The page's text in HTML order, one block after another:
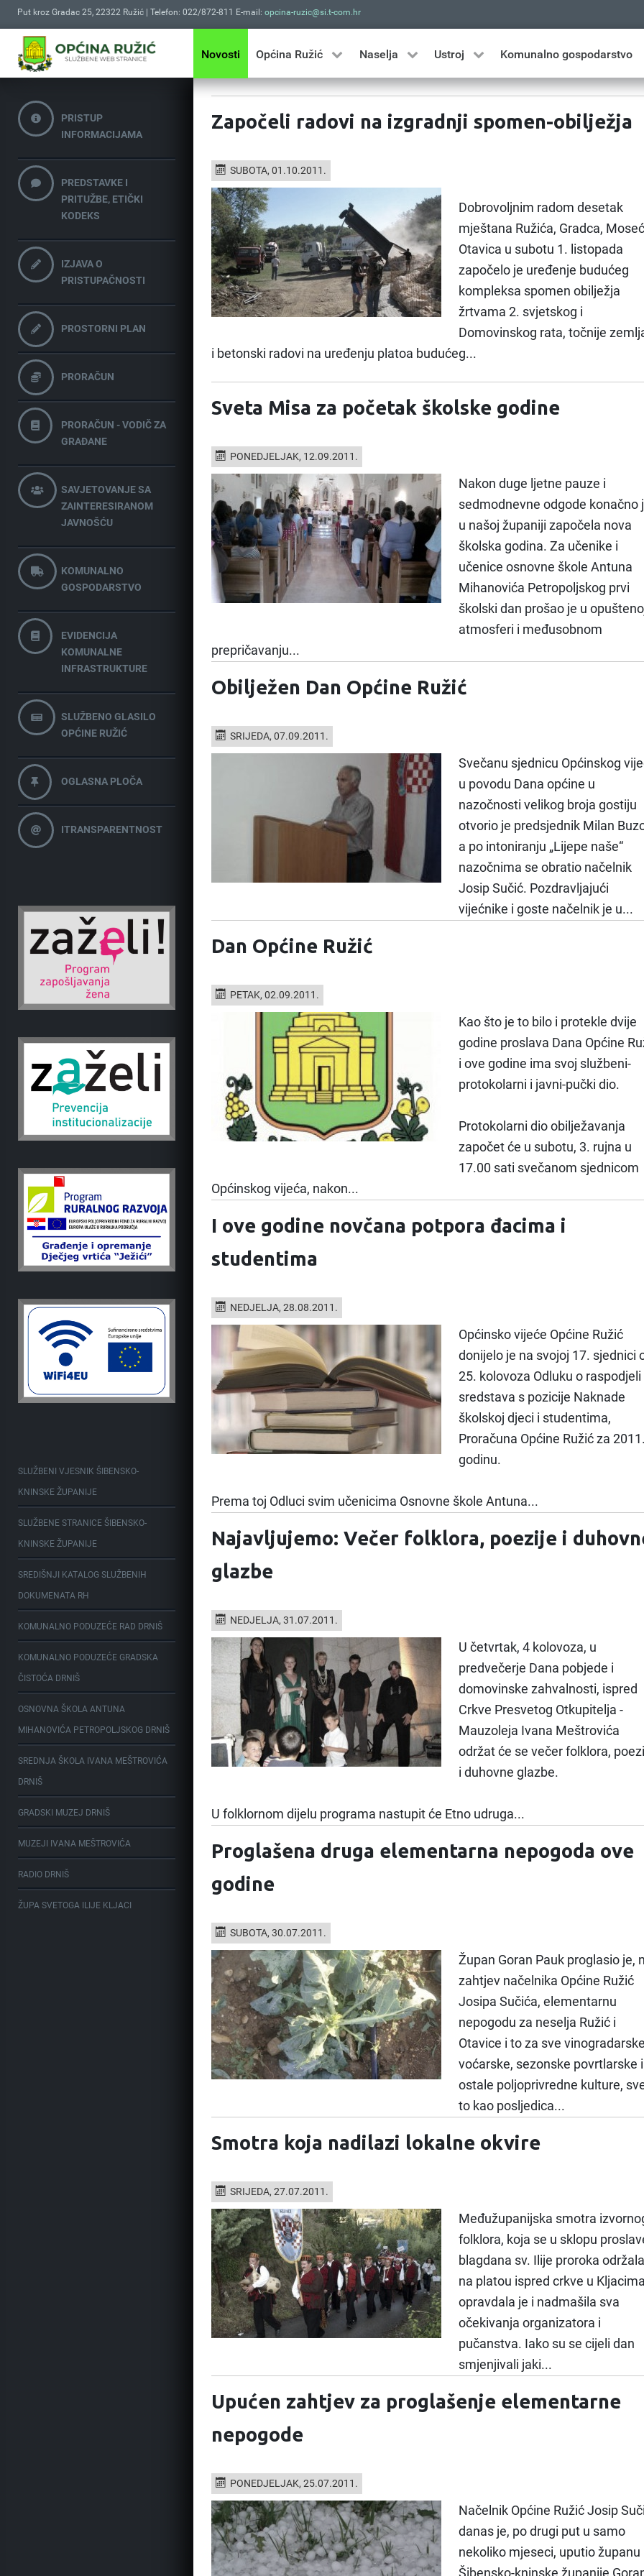
Put kroz Gradac 25, 22322 Ružić | Telefon: 022/872-811 E-mail: opcina-ruzic@si.t-com.hr
Novosti Općina Ružić Naselja Ustroj Komunalno gospodarstvo
PRISTUP
INFORMACIJAMA
PREDSTAVKE I
PRITUŽBE, ETIČKI
KODEKS
IZJAVA O
PRISTUPAČNOSTI
PROSTORNI PLAN
PRORAČUN
PRORAČUN - VODIČ ZA
GRAĐANE
SAVJETOVANJE SA
ZAINTERESIRANOM
JAVNOŠĆU
KOMUNALNO
GOSPODARSTVO
EVIDENCIJA
KOMUNALNE
INFRASTRUKTURE
SLUŽBENO GLASILO
OPĆINE RUŽIĆ
OGLASNA PLOČA
ITRANSPARENTNOST
SLUŽBENI VJESNIK ŠIBENSKO-
KNINSKE ŽUPANIJE
SLUŽBENE STRANICE ŠIBENSKO-
KNINSKE ŽUPANIJE
SREDIŠNJI KATALOG SLUŽBENIH
DOKUMENATA RH
KOMUNALNO PODUZEĆE RAD DRNIŠ
KOMUNALNO PODUZEĆE GRADSKA
ČISTOĆA DRNIŠ
OSNOVNA ŠKOLA ANTUNA
MIHANOVIĆA PETROPOLJSKOG DRNIŠ
SREDNJA ŠKOLA IVANA MEŠTROVIĆA
DRNIŠ
GRADSKI MUZEJ DRNIŠ
MUZEJI IVANA MEŠTROVIĆA
RADIO DRNIŠ
ŽUPA SVETOGA ILIJE KLJACI
Započeli radovi na izgradnji spomen-obilježja
SUBOTA, 01.10.2011.
Dobrovoljnim radom desetak
mještana Ružića, Gradca,
Otavica u subotu 1. listopada
započelo je uređenje budućeg
kompleksa spomen obilježja
žrtvama 2. svjetskog i
Domovinskog rata, točnije
i betonski radovi na uređenju platoa budućeg...
Sveta Misa za početak školske godine
PONEDJELJAK, 12.09.2011.
Nakon duge ljetne pauze i
sedmodnevne odgode konačno
u našoj županiji započela nova
školska godina. Za učenike i
učenice osnovne škole Antuna
Mihanovića Petropoljskog prvi
školski dan prošao je u
atmosferi i međusobnom
prepričavanju...
Obilježen Dan Općine Ružić
SRIJEDA, 07.09.2011.
Svečanu sjednicu Općinskog
u povodu Dana općine u
nazočnosti velikog broja gostiju
otvorio je predsjednik Milan
a po intoniranju „Lijepe naše“
nazočnima se obratio načelnik
Josip Sučić. Pozdravljajući
vijećnike i goste načelnik je u...
Dan Općine Ružić
PETAK, 02.09.2011.
Kao što je to bilo i protekle dvije
godine proslava Dana Općine
i ove godine ima svoj službeni-
protokolarni i javni-pučki dio.
Protokolarni dio obilježavanja
započet će u subotu, 3. rujna u
17.00 sati svečanom sjednicom
Općinskog vijeća, nakon...
I ove godine novčana potpora đacima i
studentima
NEDJELJA, 28.08.2011.
Općinsko vijeće Općine Ružić
donijelo je na svojoj 17. sjednici
25. kolovoza Odluku o raspodjeli
sredstava s pozicije Naknade
školskoj djeci i studentima,
Proračuna Općine Ružić za
godinu.
Prema toj Odluci svim učenicima Osnovne škole Antuna...
Najavljujemo: Večer folklora, poezije i
glazbe
NEDJELJA, 31.07.2011.
U četvrtak, 4 kolovoza, u
predvečerje Dana pobjede i
domovinske zahvalnosti, ispred
Crkve Presvetog Otkupitelja -
Mauzoleja Ivana Meštrovića
održat će se večer folklora,
i duhovne glazbe.
U folklornom dijelu programa nastupit će Etno udruga...
Proglašena druga elementarna nepogoda ove
godine
SUBOTA, 30.07.2011.
Župan Goran Pauk proglasio je,
zahtjev načelnika Općine Ružić
Josipa Sučića, elementarnu
nepogodu za neselja Ružić i
Otavice i to za sve
voćarske, sezonske povrtlarske i
ostale poljoprivredne kulture,
to kao posljedica...
Smotra koja nadilazi lokalne okvire
SRIJEDA, 27.07.2011.
Međužupanijska smotra
folklora, koja se u sklopu
blagdana sv. Ilije proroka održala
na platou ispred crkve u
opravdala je i nadmašila sva
očekivanja organizatora i
pučanstva. Iako su se cijeli dan
smjenjivali jaki...
Upućen zahtjev za proglašenje elementarne
nepogode
PONEDJELJAK, 25.07.2011.
Načelnik Općine Ružić Josip
danas je, po drugi put u samo
nekoliko mjeseci, uputio županu